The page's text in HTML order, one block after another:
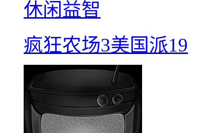
休闲益智
疯狂农场3美国派19